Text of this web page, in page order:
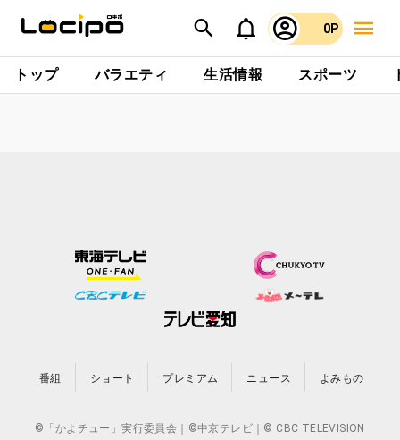
0P
トップ バラエティ 生活情報 スポーツ
番組 ショート プレミアム ニュース よみもの
©「かよチュー」実行委員会｜©中京テレビ｜© CBC TELEVISION